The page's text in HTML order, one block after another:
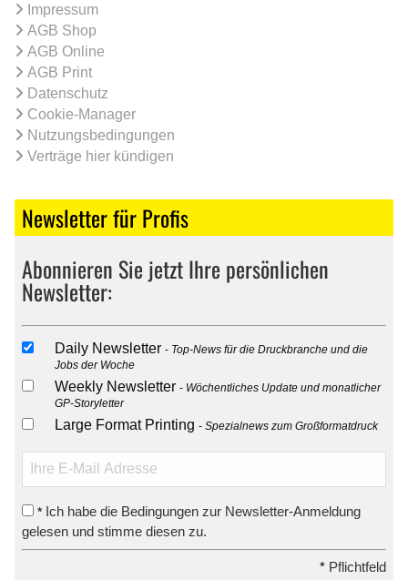
Impressum
AGB Shop
AGB Online
AGB Print
Datenschutz
Cookie-Manager
Nutzungsbedingungen
Verträge hier kündigen
Newsletter für Profis
Abonnieren Sie jetzt Ihre persönlichen
Newsletter:
Daily Newsletter
Top-News für die Druckbranche und die
Jobs der Woche
Weekly Newsletter
Wöchentliches Update und monatlicher
GP-Storyletter
Large Format Printing Spezialnews zum Großformatdruck
* Ich habe die Bedingungen zur Newsletter-Anmeldung
gelesen und stimme diesen zu.
* Pflichtfeld